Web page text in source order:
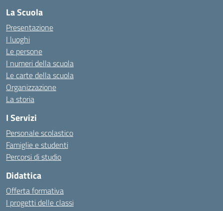
La Scuola
Presentazione
I luoghi
Le persone
I numeri della scuola
Le carte della scuola
Organizzazione
La storia
I Servizi
Personale scolastico
Famiglie e studenti
Percorsi di studio
Didattica
Offerta formativa
I progetti delle classi